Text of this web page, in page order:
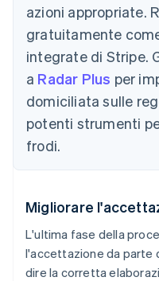
azioni appropriate.
gratuitamente
integrate di Stripe.
a Radar Plus per
domiciliata sulle
potenti strumenti
frodi.
Migliorare
L'ultima fase della
l'accettazione da parte
dire la corretta